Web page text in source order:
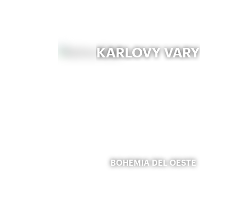
KARLOVY VARY
BOHEMIA DEL OESTE